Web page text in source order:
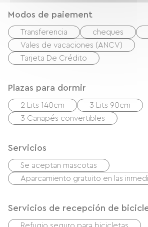
Modos de paiement
Transferencia cheques
Vales de vacaciones (ANCV)
Tarjeta De Crédito
Plazas para dormir
2 Lits 140cm
3 Lits 90cm
3 Canapés convertibles
Servicios
Se aceptan mascotas
Aparcamiento gratuito en las
Servicios de recepción de